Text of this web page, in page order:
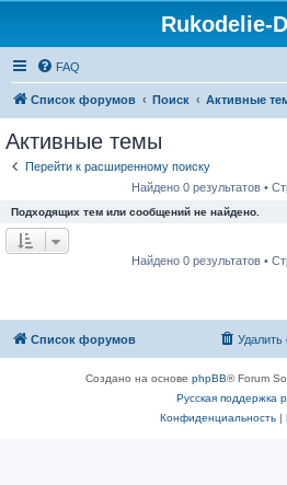
Rukodelie-
FAQ
Список форумов Поиск Активные
Активные темы
Перейти к расширенному поиску
Найдено 0 результатов •
Подходящих тем или сообщений не найдено.
Найдено 0 результатов •
Список форумов Удалить
Создано на основе phpBB® Forum
Русская поддержка
Конфиденциальность|